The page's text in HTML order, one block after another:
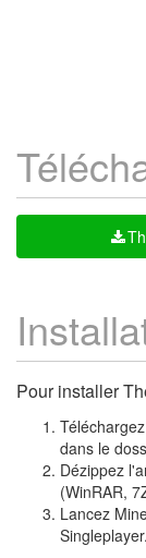
Pour installer
Téléchargez
dans le
Dézippez
(WinRAR,
Lancez
Singleplayer.